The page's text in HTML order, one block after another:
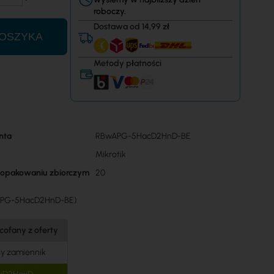
roboczy.
Dostawa od 14,99 zł
Metody płatności
RBwAPG-5HacD2HnD-BE
Mikrotik
zbiorczym
20
5HacD2HnD-BE)
z oferty
zamiennik